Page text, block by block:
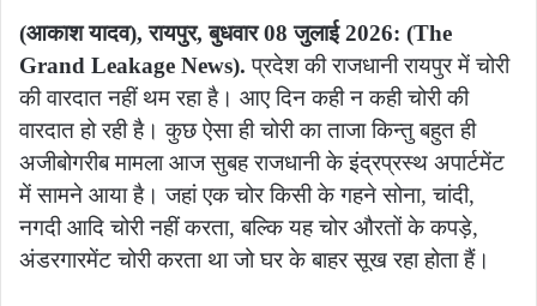
(आकाश यादव), रायपुर, बुधवार 08 जुलाई 2026: (The
Grand Leakage News). प्रदेश की राजधानी रायपुर में चोरी
की वारदात नहीं थम रहा है। आए दिन कही न कही चोरी की
वारदात हो रही है। कुछ ऐसा ही चोरी का ताजा किन्तु बहुत ही
अजीबोगरीब मामला आज सुबह राजधानी के इंद्रप्रस्थ अपार्टमेंट
में सामने आया है। जहां एक चोर किसी के गहने सोना, चांदी,
नगदी आदि चोरी नहीं करता, बल्कि यह चोर औरतों के कपड़े,
अंडरगारमेंट चोरी करता था जो घर के बाहर सूख रहा होता हैं।